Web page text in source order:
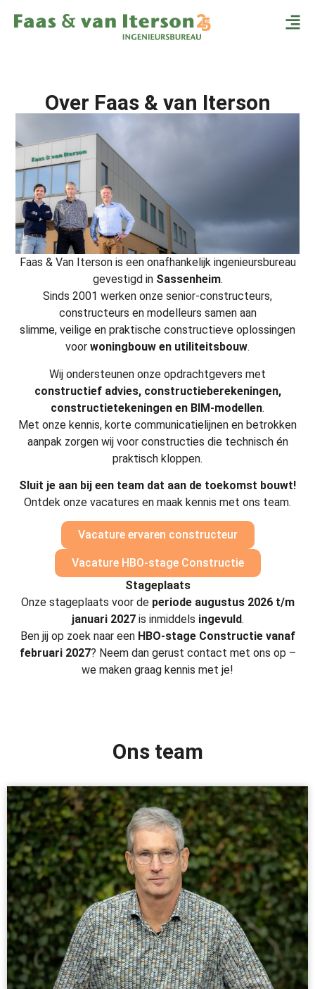
Over Faas & van Iterson
Faas & Van Iterson is een onafhankelijk ingenieursbureau
gevestigd in Sassenheim.
Sinds 2001 werken onze senior-constructeurs,
constructeurs en modelleurs samen aan
slimme, veilige en praktische constructieve oplossingen
voor woningbouw en utiliteitsbouw.
Wij ondersteunen onze opdrachtgevers met
constructief advies, constructieberekeningen,
constructietekeningen en BIM-modellen.
Met onze kennis, korte communicatielijnen en betrokken
aanpak zorgen wij voor constructies die technisch én
praktisch kloppen.
Sluit je aan bij een team dat aan de toekomst bouwt!
Ontdek onze vacatures en maak kennis met ons team.
Vacature ervaren constructeur
Vacature HBO-stage Constructie
Stageplaats
Onze stageplaats voor de periode augustus 2026 t/m
januari 2027 is inmiddels ingevuld.
Ben jij op zoek naar een HBO-stage Constructie vanaf
februari 2027? Neem dan gerust contact met ons op –
we maken graag kennis met je!
Ons team